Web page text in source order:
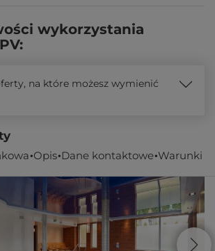
Opis Dane kontaktowe Warunki
wykorzystania
na które możesz wymienić